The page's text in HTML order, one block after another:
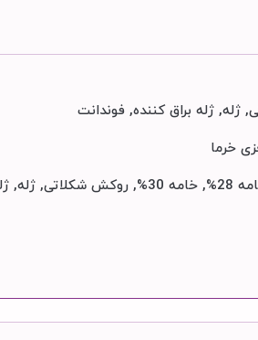
ژله براق کننده, فوندانت
خرما